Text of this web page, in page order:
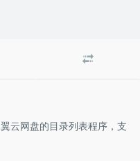
文
云网盘的目录列表程序，支